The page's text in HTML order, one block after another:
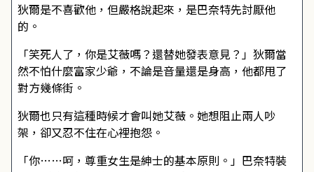
狄爾是不喜歡他，但嚴格說起來，是巴奈特先討厭他
的。
「笑死人了，你是艾薇嗎？還替她發表意見？」狄爾當
然不怕什麼富家少爺，不論是音量還是身高，他都甩了
對方幾條街。
狄爾也只有這種時候才會叫她艾薇。她想阻止兩人吵
架，卻又忍不住在心裡抱怨。
「你……呵，尊重女生是紳士的基本原則。」巴奈特裝